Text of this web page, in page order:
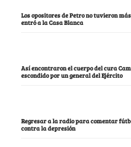
Los opositores de Petro no tuvieron
entró a la Casa Blanca
Así encontraron el cuerpo del cura
escondido por un general del Ejército
Regresar a la radio para comentar
contra la depresión